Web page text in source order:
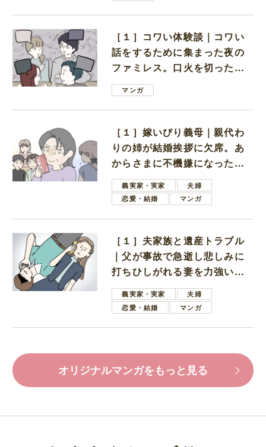
［１］コワい体験談｜コワい
話をするために集まった夜の
ファミレス。口火を切ったの
は電車好きの男の子ママ
マンガ
［１］嫁いびり義母｜親代わ
りの姉が結婚挨拶に欠席。あ
からさまに不機嫌になった義
母義実家・実家
夫婦
恋愛・結婚
マンガ
［１］夫家族と遺産トラブル
｜父が事故で急逝し悲しみに
打ちひしがれる妻を力強い言
葉で励ます夫
義実家・実家
夫婦
恋愛・結婚
マンガ
オリジナルマンガをもっと見る